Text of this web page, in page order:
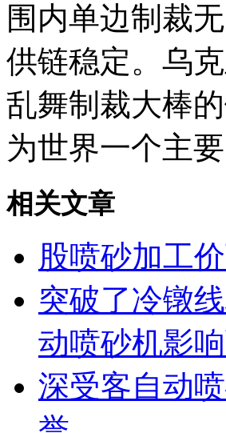
围内单边制裁
供链稳定。乌
乱舞制裁大棒
为世界一个主
相关文章
股喷砂加工
突破了冷镦
动喷砂机影
深受客自动